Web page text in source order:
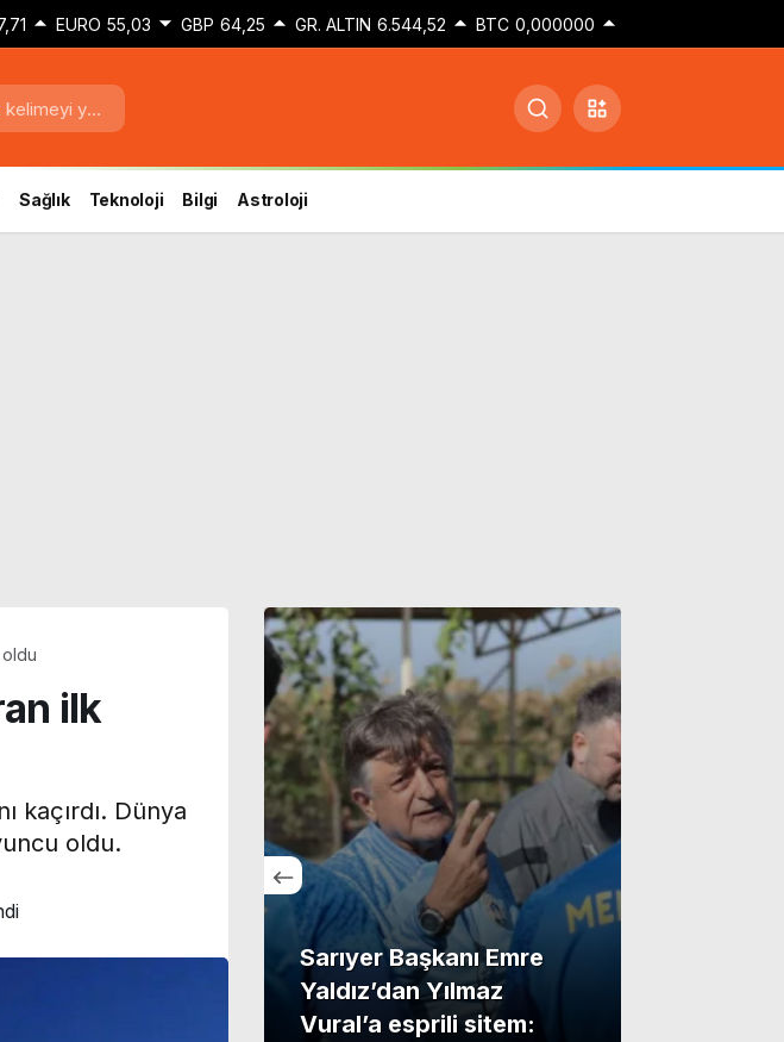
EURO 55,03 GBP 64,25 GR. ALTIN 6.544,52 BTC 0,000000
Sağlık Teknoloji Bilgi Astroloji
oldu
ilk
kaçırdı. Dünya
oldu.
Sarıyer Başkanı Emre
Yaldız’dan Yılmaz
Vural’a esprili sitem: